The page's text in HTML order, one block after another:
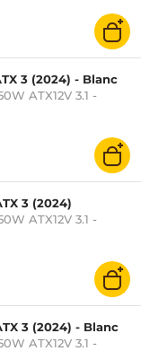
3 (2024) - Blanc
ATX12V 3.1 -
3 (2024)
ATX12V 3.1 -
3 (2024) - Blanc
ATX12V 3.1 -